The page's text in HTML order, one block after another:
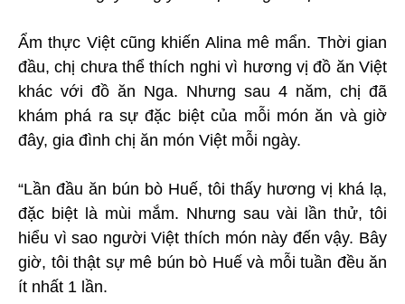
Ẩm thực Việt cũng khiến Alina mê mẩn. Thời gian
đầu, chị chưa thể thích nghi vì hương vị đồ ăn Việt
khác với đồ ăn Nga. Nhưng sau 4 năm, chị đã
khám phá ra sự đặc biệt của mỗi món ăn và giờ
đây, gia đình chị ăn món Việt mỗi ngày.
“Lần đầu ăn bún bò Huế, tôi thấy hương vị khá lạ,
đặc biệt là mùi mắm. Nhưng sau vài lần thử, tôi
hiểu vì sao người Việt thích món này đến vậy. Bây
giờ, tôi thật sự mê bún bò Huế và mỗi tuần đều ăn
ít nhất 1 lần.